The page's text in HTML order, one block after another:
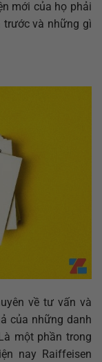
mới của họ phải
và những gì
về tư vấn và
của những danh
một phần trong
nay Raiffeisen